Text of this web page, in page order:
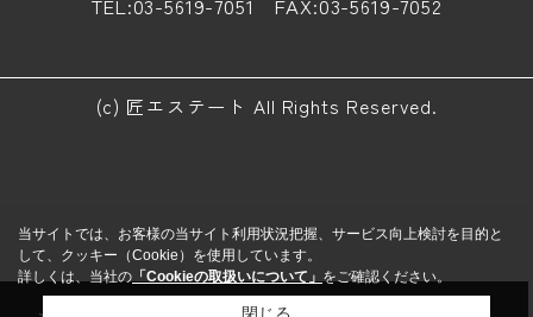
TEL:03-5619-7051 FAX:03-5619-7052
(c) 匠エステート All Rights Reserved.
当サイトでは、お客様の当サイト利用状況把握、サービス向上検討を目的と
して、クッキー（Cookie）を使用しています。
詳しくは、当社の 「Cookieの取扱いについて」 をご確認ください。